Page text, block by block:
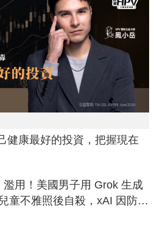
健康最好的投資，把握現在
濫用！美國男子用 Grok 生成
童不雅照後自殺，xAI 因防護